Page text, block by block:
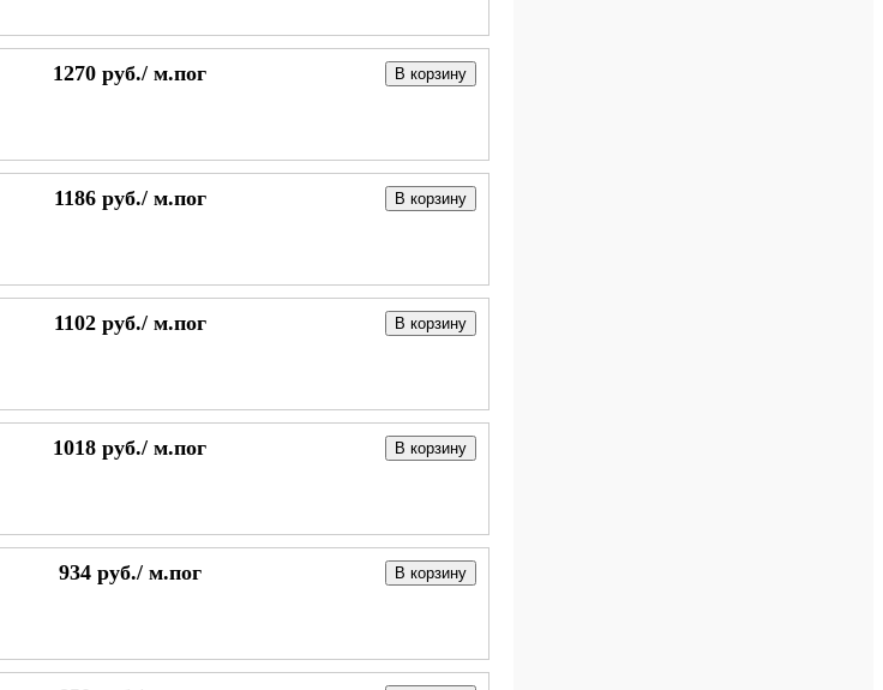
1270 руб./ м.пог В корзину
1186 руб./ м.пог В корзину
1102 руб./ м.пог В корзину
1018 руб./ м.пог В корзину
934 руб./ м.пог В корзину